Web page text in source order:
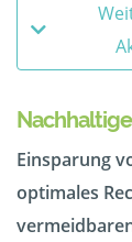
Einsparung
optimales